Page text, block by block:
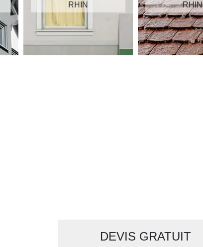
RHIN
RHIN
DEVIS GRATUIT